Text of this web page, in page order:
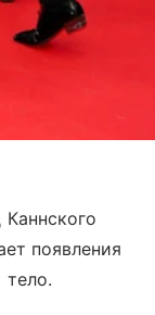
появления